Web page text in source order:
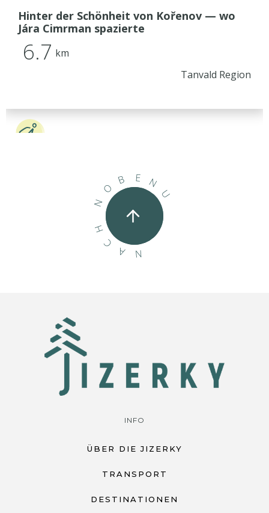
Hinter der Schönheit von Kořenov — wo
Jára Cimrman spazierte
6.7 km
Tanvald Region
N
A
C
H
N
O
B E N
U
INFO
ÜBER DIE JIZERKY
TRANSPORT
DESTINATIONEN